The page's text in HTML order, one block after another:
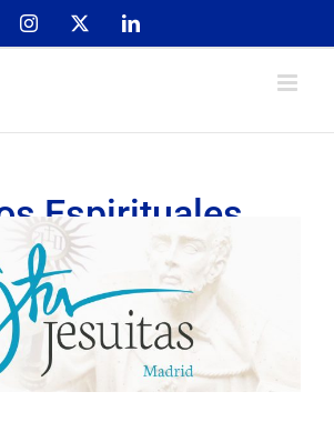
Instagram LinkedIn
Espirituales
Espirituales
BOLETÍN PAL septiembre 2019
Colegio Espiritualidad Formación
Social
Solidaridad